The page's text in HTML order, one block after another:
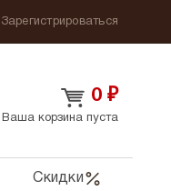
Зарегистрироваться
0 ₽
Ваша корзина пуста
Скидки